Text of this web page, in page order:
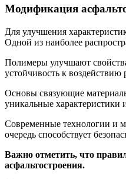
Модификация
Для улучшения
Одной из наиболее
Полимеры улучшают
устойчивость к
Основы связующие
уникальные характеристики
Современные технологии и
очередь способствует
Важно отметить, что
асфальтостроения.